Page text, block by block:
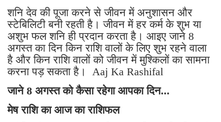
शनि देव की पूजा करने से जीवन में अनुशासन और
स्टेबिलिटी बनी रहती है। जीवन में हर कर्म के शुभ या
अशुभ फल शनि ही प्रदान करता है। आइए जाने 8
अगस्त का दिन किन राशि वालों के लिए शुभ रहने वाला
है और किन राशि वालों को जीवन में मुश्किलों का सामना
करना पड़ सकता है। Aaj Ka Rashifal
जाने 8 अगस्त को कैसा रहेगा आपका दिन...
मेष राशि का आज का राशिफल